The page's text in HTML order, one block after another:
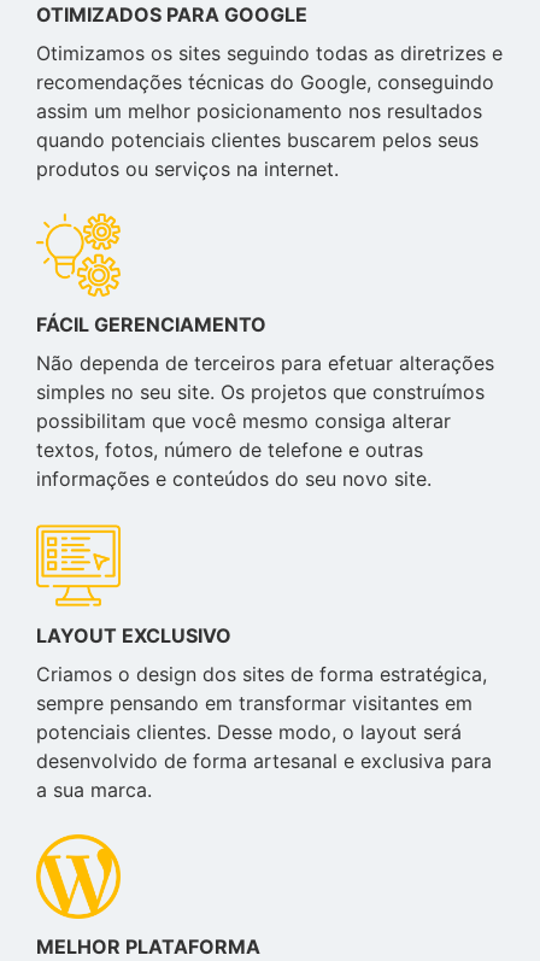
OTIMIZADOS PARA GOOGLE
Otimizamos os sites seguindo todas as diretrizes e
recomendações técnicas do Google, conseguindo
assim um melhor posicionamento nos resultados
quando potenciais clientes buscarem pelos seus
produtos ou serviços na internet.
FÁCIL GERENCIAMENTO
Não dependa de terceiros para efetuar alterações
simples no seu site. Os projetos que construímos
possibilitam que você mesmo consiga alterar
textos, fotos, número de telefone e outras
informações e conteúdos do seu novo site.
LAYOUT EXCLUSIVO
Criamos o design dos sites de forma estratégica,
sempre pensando em transformar visitantes em
potenciais clientes. Desse modo, o layout será
desenvolvido de forma artesanal e exclusiva para
a sua marca.
MELHOR PLATAFORMA